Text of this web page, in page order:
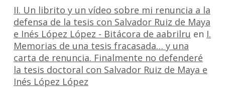
II. Un librito y un vídeo sobre mi renuncia a la
defensa de la tesis con Salvador Ruiz de Maya
e Inés López López - Bitácora de aabrilru en I.
Memorias de una tesis fracasada… y una
carta de renuncia. Finalmente no defenderé
la tesis doctoral con Salvador Ruiz de Maya e
Inés López López